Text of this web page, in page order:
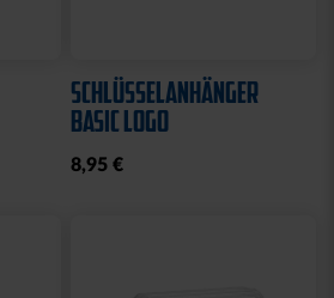
SCHLÜSSELANHÄNGER
BASIC LOGO
8,95 €